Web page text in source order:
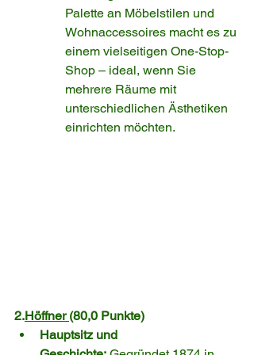
Palette an Möbelstilen und
Wohnaccessoires macht es zu
einem vielseitigen One-Stop-
Shop – ideal, wenn Sie
mehrere Räume mit
unterschiedlichen Ästhetiken
einrichten möchten.
2.Höffner (80,0 Punkte)
Hauptsitz und